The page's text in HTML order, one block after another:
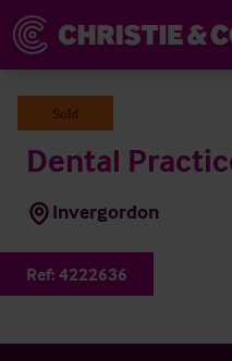
Sold
Dental
Invergordon
Ref: 4222636